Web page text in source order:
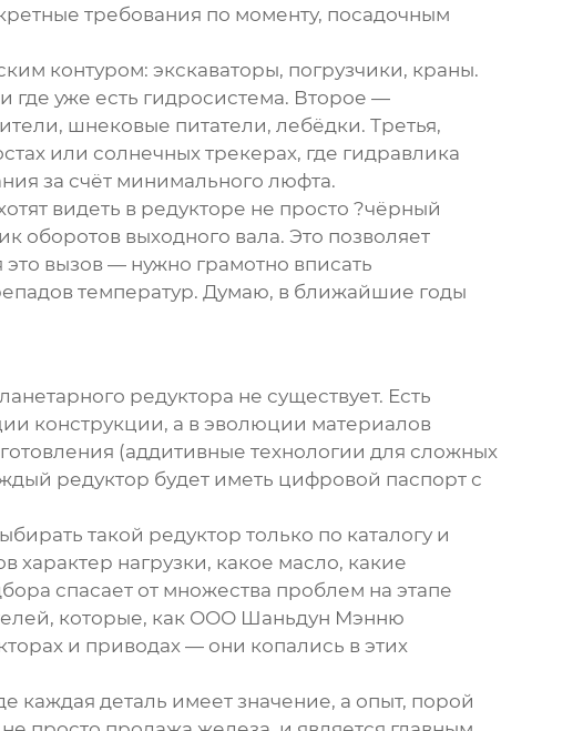
требования по моменту, посадочным
контуром: экскаваторы, погрузчики, краны.
где уже есть гидросистема. Второе —
шнековые питатели, лебёдки. Третья,
или солнечных трекерах, где гидравлика
за счёт минимального люфта.
видеть в редукторе не просто ?чёрный
оборотов выходного вала. Это позволяет
вызов — нужно грамотно вписать
температур. Думаю, в ближайшие годы
редуктора не существует. Есть
конструкции, а в эволюции материалов
(аддитивные технологии для сложных
редуктор будет иметь цифровой паспорт с
такой редуктор только по каталогу и
характер нагрузки, какое масло, какие
спасает от множества проблем на этапе
которые, как ООО Шаньдун Мэнню
и приводах — они копались в этих
деталь имеет значение, а опыт, порой